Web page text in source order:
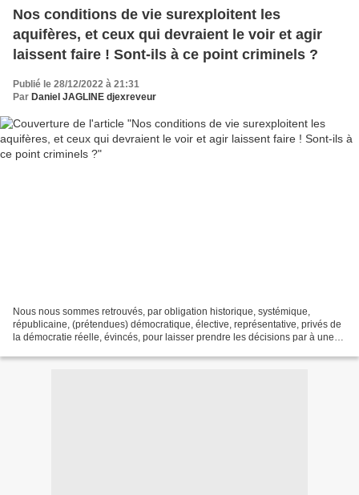
Nos conditions de vie surexploitent les
aquifères, et ceux qui devraient le voir et agir
laissent faire ! Sont-ils à ce point criminels ?
Publié le 28/12/2022 à 21:31
Par Daniel JAGLINE djexreveur
Nous nous sommes retrouvés, par obligation historique, systémique,
républicaine, (prétendues) démocratique, élective, représentative, privés de
la démocratie réelle, évincés, pour laisser prendre les décisions par à une